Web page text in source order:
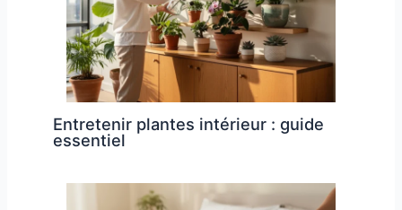
Entretenir plantes intérieur : guide
essentiel